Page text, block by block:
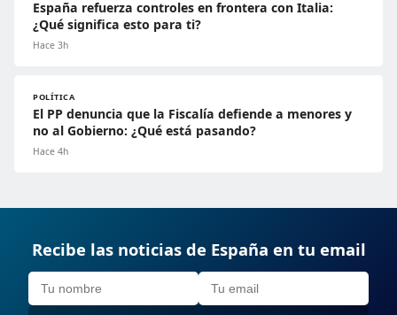
España refuerza controles en frontera con Italia:
¿Qué significa esto para ti?
Hace 3h
POLÍTICA
El PP denuncia que la Fiscalía defiende a menores y
no al Gobierno: ¿Qué está pasando?
Hace 4h
Recibe las noticias de España en tu email